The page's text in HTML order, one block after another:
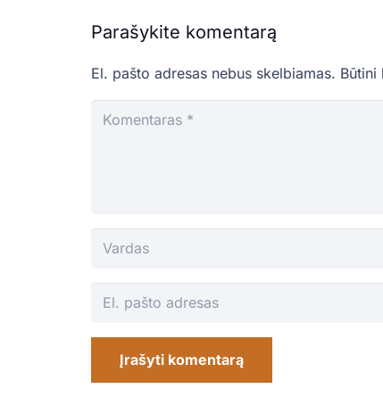
Parašykite komentarą
El. pašto adresas nebus skelbiamas. Būtini
Įrašyti komentarą